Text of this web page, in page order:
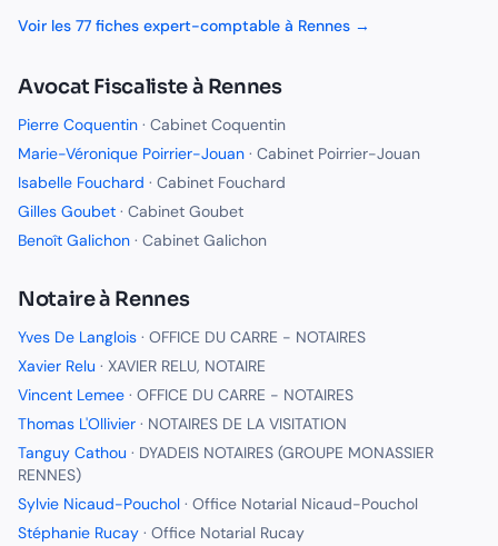
Voir les 77 fiches expert-comptable à Rennes →
Avocat Fiscalisteà Rennes
Pierre Coquentin · Cabinet Coquentin
Marie-Véronique Poirrier-Jouan · Cabinet Poirrier-Jouan
Isabelle Fouchard · Cabinet Fouchard
Gilles Goubet · Cabinet Goubet
Benoît Galichon · Cabinet Galichon
Notaireà Rennes
Yves De Langlois · OFFICE DU CARRE - NOTAIRES
Xavier Relu · XAVIER RELU, NOTAIRE
Vincent Lemee · OFFICE DU CARRE - NOTAIRES
Thomas L'Ollivier · NOTAIRES DE LA VISITATION
Tanguy Cathou · DYADEIS NOTAIRES (GROUPE MONASSIER
RENNES)
Sylvie Nicaud-Pouchol · Office Notarial Nicaud-Pouchol
Stéphanie Rucay · Office Notarial Rucay